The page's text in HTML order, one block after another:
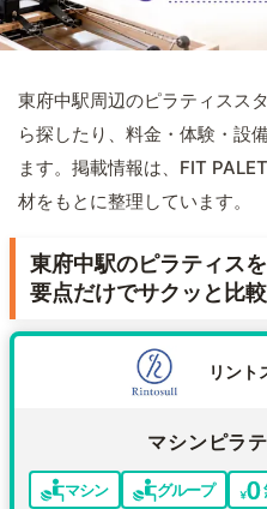
東府中駅周辺のピラティスス
ら探したり、料金・体験・設
ます。掲載情報は、FIT
材をもとに整理しています。
東府中駅のピラティスを
要点だけでサクッと比較
リント
マシンピラ
マシン グループ